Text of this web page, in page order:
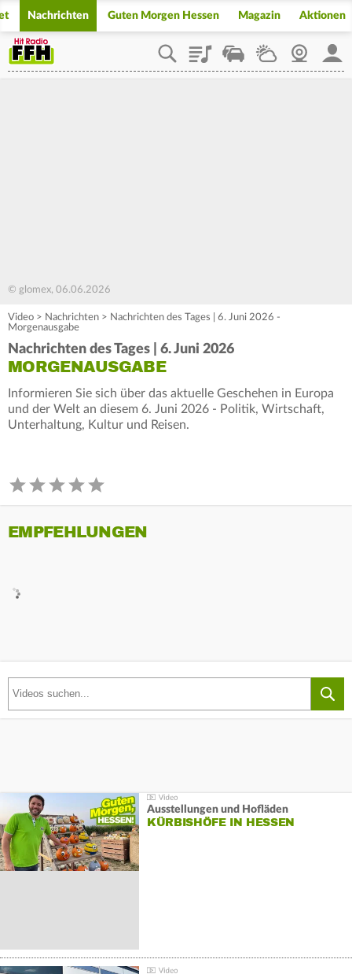
Nachrichten Guten Morgen Hessen Magazin Aktionen
PlaylistStaupilotWetterWebcam
© glomex, 06.06.2026
Video > Nachrichten > Nachrichten des Tages | 6. Juni 2026 -
Morgenausgabe
Nachrichten des Tages | 6. Juni 2026
MORGENAUSGABE
Informieren Sie sich über das aktuelle Geschehen in Europa
und der Welt an diesem 6. Juni 2026 - Politik, Wirtschaft,
Unterhaltung, Kultur und Reisen.
EMPFEHLUNGEN
Ausstellungen und Hofläden
KÜRBISHÖFE IN HESSEN